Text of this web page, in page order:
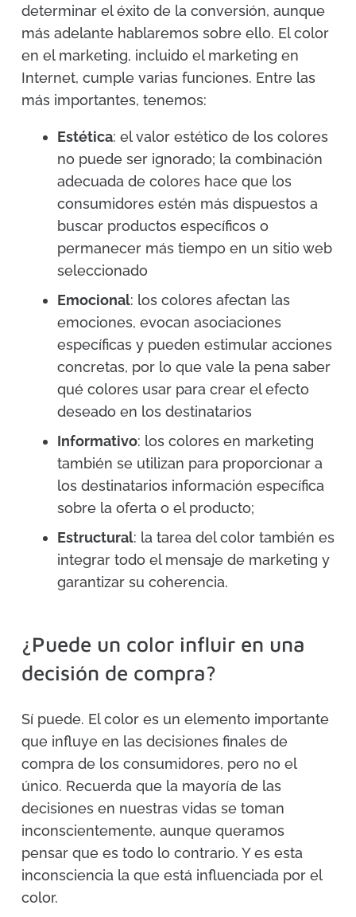
determinar el éxito de la conversión, aunque
más adelante hablaremos sobre ello. El color
en el marketing, incluido el marketing en
Internet, cumple varias funciones. Entre las
más importantes, tenemos:
Estética: el valor estético de los colores
no puede ser ignorado; la combinación
adecuada de colores hace que los
consumidores estén más dispuestos a
buscar productos específicos o
permanecer más tiempo en un sitio web
seleccionado
Emocional: los colores afectan las
emociones, evocan asociaciones
específicas y pueden estimular acciones
concretas, por lo que vale la pena saber
qué colores usar para crear el efecto
deseado en los destinatarios
Informativo: los colores en marketing
también se utilizan para proporcionar a
los destinatarios información específica
sobre la oferta o el producto;
Estructural: la tarea del color también es
integrar todo el mensaje de marketing y
garantizar su coherencia.
¿Puede un color influir en una
decisión de compra?
Sí puede. El color es un elemento importante
que influye en las decisiones finales de
compra de los consumidores, pero no el
único. Recuerda que la mayoría de las
decisiones en nuestras vidas se toman
inconscientemente, aunque queramos
pensar que es todo lo contrario. Y es esta
inconsciencia la que está influenciada por el
color.